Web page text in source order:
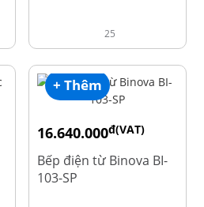
25
+ Thêm
16.640.000đ(VAT)
20.800.000
Bếp điện từ Binova BI-
103-SP